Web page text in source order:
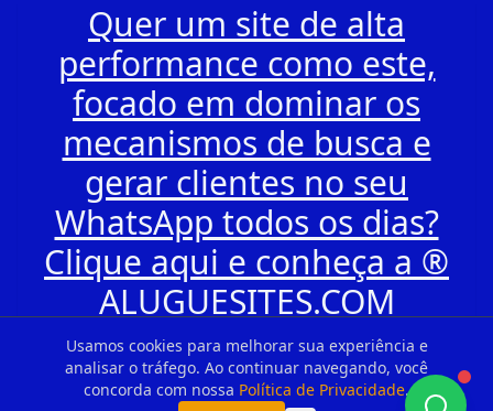
Usamos cookies para melhorar sua experiência e
analisar o tráfego. Ao continuar navegando, você
concorda com nossa Política de Privacidade.
Quer um site de alta
performance como este,
focado em dominar os
mecanismos de busca e
gerar clientes no seu
WhatsApp todos os dias?
Clique aqui e conheça a ®
ALUGUESITES.COM